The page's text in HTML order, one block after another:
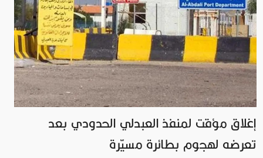
إغلاق مؤقت لمنفذ العبدلي الحدودي بعد
تعرضه لهجوم بطائرة مسيّرة